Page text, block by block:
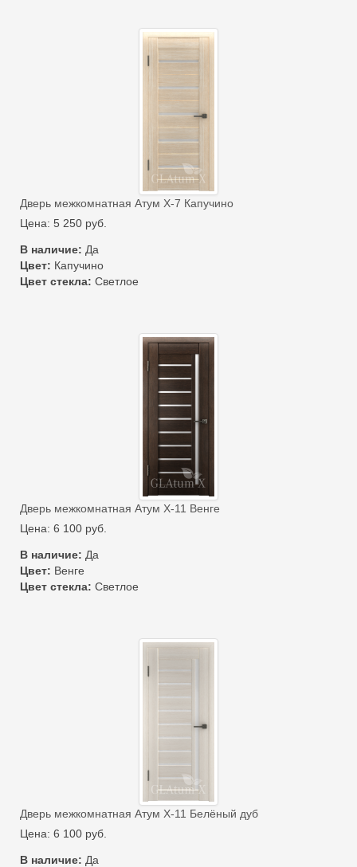
Дверь межкомнатная Атум Х-7 Капучино
Цена: 5 250 руб.
В наличие: Да
Цвет: Капучино
Цвет стекла: Светлое
Дверь межкомнатная Атум Х-11 Венге
Цена: 6 100 руб.
В наличие: Да
Цвет: Венге
Цвет стекла: Светлое
Дверь межкомнатная Атум Х-11 Белёный дуб
Цена: 6 100 руб.
В наличие: Да